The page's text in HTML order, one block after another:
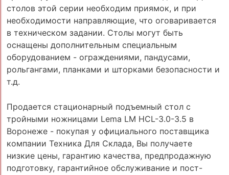
столов этой серии необходим приямок, и при
необходимости направляющие, что оговаривается
в техническом задании. Столы могут быть
оснащены дополнительным специальным
оборудованием - ограждениями, пандусами,
рольгангами, планками и шторками безопасности и
т.д.
Продается стационарный подъемный стол с
тройными ножницами Lema LM HCL-3.0-3.5 в
Воронеже - покупая у официального поставщика
компании Техника Для Склада, Вы получаете
низкие цены, гарантию качества, предпродажную
подготовку, гарантийное обслуживание и пост-